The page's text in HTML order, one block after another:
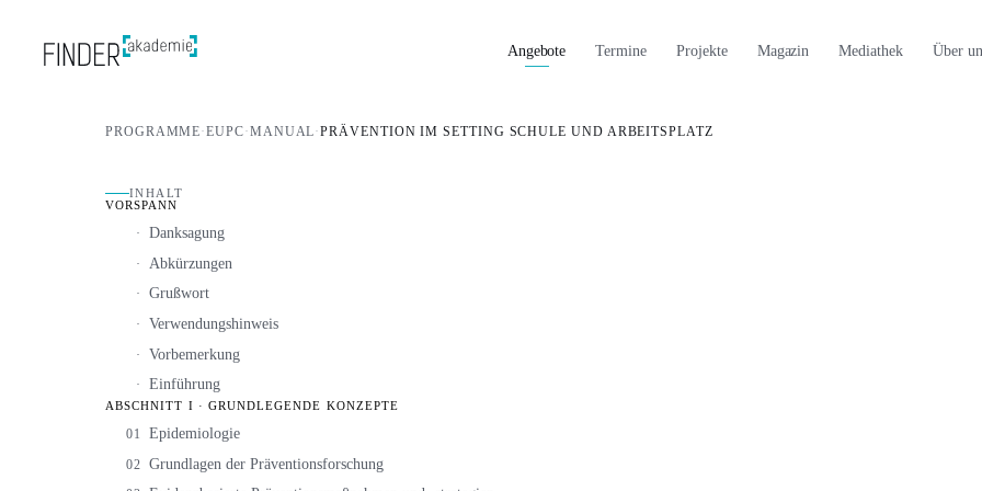
Angebote Termine Projekte Magazin Mediathek Über
PROGRAMME·EUPC·MANUAL·PRÄVENTION IM SETTING SCHULE UND ARBEITSPLATZ
INHALT
VORSPANN
· Danksagung
· Abkürzungen
· Grußwort
· Verwendungshinweis
· Vorbemerkung
· Einführung
ABSCHNITT I · GRUNDLEGENDE KONZEPTE
01 Epidemiologie
02 Grundlagen der Präventionsforschung